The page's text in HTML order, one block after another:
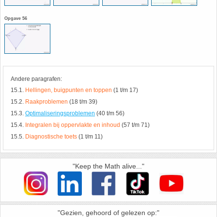
Opgave 56
Andere paragrafen:
15.1. Hellingen, buigpunten en toppen (1 t/m 17)
15.2. Raakproblemen (18 t/m 39)
15.3. Optimaliseringsproblemen (40 t/m 56)
15.4. Integralen bij oppervlakte en inhoud (57 t/m 71)
15.5. Diagnostische toets (1 t/m 11)
"Keep the Math alive..."
"Gezien, gehoord of gelezen op:"
berekeningen
VWO
18. Matrices
19. Omtrek cirkel
22. Oppervlakte driehoek
24. Oppervlakte parallellogram
25. Oppervlakte trapezium